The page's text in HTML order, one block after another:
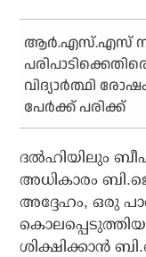
ആര്‍.എസ്.എസ്
വിദ്യാര്‍ത്ഥി
പേര്‍ക്ക് പരിക്ക്
ദല്‍ഹിയിലും
അധികാരം
അദ്ദേഹം, ഒരു
ശിക്ഷിക്കാന്‍